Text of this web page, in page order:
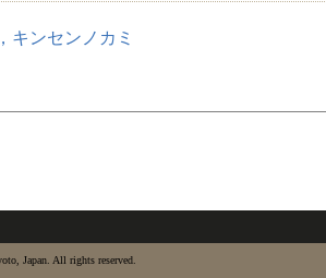
キンセンノカミ
Japan. All rights reserved.